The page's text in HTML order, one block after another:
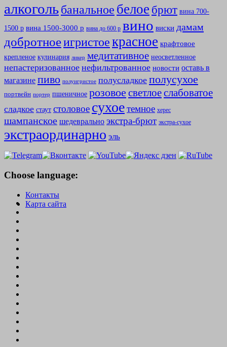
алкогольбанальное белое брют вина 700-
1500 р вина 1500-3000 р вина до 600 р вино виски дамам
добротноеигристоекрасное крафтовое
крепленое кулинария ликер медитативное неосветленное
непастеризованное нефильтрованное новости оставь в
магазине пиво полуигристое полусладкое полусухое
портвейн портер пшеничное розовое светлоеслабоватое
сладкое стаут столовое сухоетемное херес
шампанское шедеврально экстра-брют экстра-сухое
экстраординарно эль
Choose language:
Контакты
Карта сайта